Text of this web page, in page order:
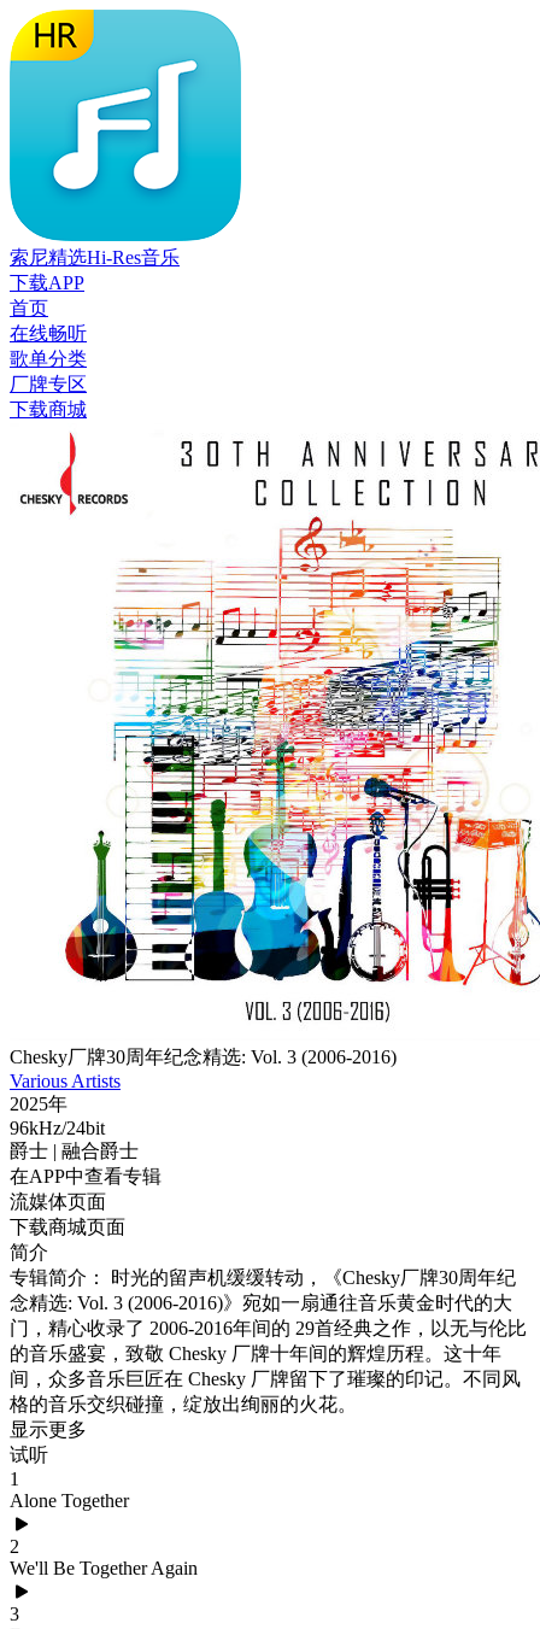
索尼精选Hi-Res音乐
下载APP
首页
在线畅听
歌单分类
厂牌专区
下载商城
Chesky厂牌30周年纪念精选: Vol. 3 (2006-2016)
Various Artists
2025年
96kHz/24bit
爵士 | 融合爵士
在APP中查看专辑
流媒体页面
下载商城页面
简介
专辑简介： 时光的留声机缓缓转动，《Chesky厂牌30周年纪
念精选: Vol. 3 (2006-2016)》宛如一扇通往音乐黄金时代的大
门，精心收录了 2006-2016年间的 29首经典之作，以无与伦比
的音乐盛宴，致敬 Chesky 厂牌十年间的辉煌历程。这十年
间，众多音乐巨匠在 Chesky 厂牌留下了璀璨的印记。不同风
格的音乐交织碰撞，绽放出绚丽的火花。
显示更多
试听
1
Alone Together
2
We'll Be Together Again
3